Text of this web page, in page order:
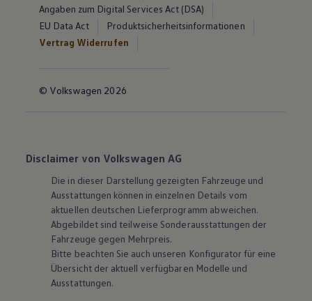
Angaben zum Digital Services Act (DSA)
EU Data Act
Produktsicherheitsinformationen
Vertrag Widerrufen
© Volkswagen 2026
Disclaimer von Volkswagen AG
Die in dieser Darstellung gezeigten Fahrzeuge und
Ausstattungen können in einzelnen Details vom
aktuellen deutschen Lieferprogramm abweichen.
Abgebildet sind teilweise Sonderausstattungen der
Fahrzeuge gegen Mehrpreis.
Bitte beachten Sie auch unseren Konfigurator für eine
Übersicht der aktuell verfügbaren Modelle und
Ausstattungen.